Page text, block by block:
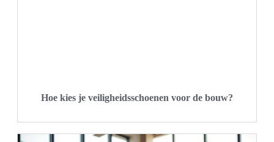
Hoe kies je veiligheidsschoenen voor de bouw?